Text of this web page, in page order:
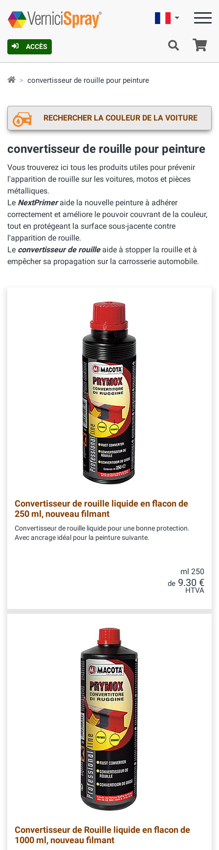
ACCÈS
Française
convertisseur de rouille pour peinture
RECHERCHER LA COULEUR DE LA VOITURE
convertisseur de rouille pour peinture
Vous trouverez ici tous les produits utiles pour prévenir
l'apparition de rouille sur les voitures, motos et pièces
métalliques.
Le NextPrimeraide la nouvelle peinture à adhérer
correctement et améliore le pouvoir couvrant de la couleur,
tout en protégeant la surface sous-jacente contre
l'apparition de rouille.
Le convertisseur de rouilleaide à stopper la rouille et à
empêcher sa propagation sur la carrosserie automobile.
Convertisseur de rouille liquide en flacon de
250 ml, nouveau filmant
Convertisseur de rouille liquide pour une bonne protection.
Avec ancrage idéal pour la peinture suivante.
ml 250
de 9.30 €
HTVA
Convertisseur de Rouille liquide en flacon de
1000 ml, nouveau filmant